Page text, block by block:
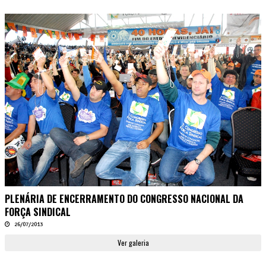
PLENÁRIA DE ENCERRAMENTO DO CONGRESSO NACIONAL DA
FORÇA SINDICAL
26/07/2013
Ver galeria